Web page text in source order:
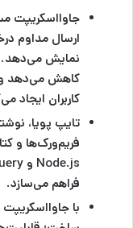
جاوااسکریپت
ارسال مداوم
نمایش می‌دهد.
کاهش می‌دهد و
کاربران ایجاد
تایپ پویا،
فراهم می‌سازد.
با